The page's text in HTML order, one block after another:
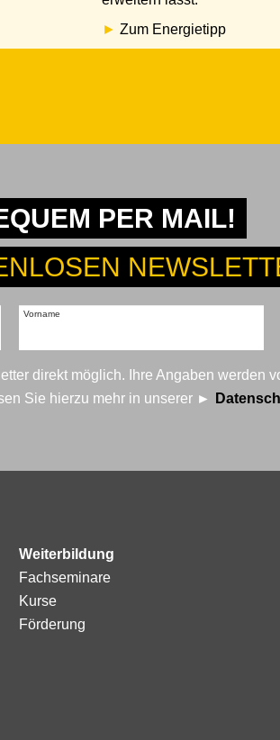
Zum Energietipp
PER MAIL!
Vorname
direkt möglich. Ihre Angaben werden
Sie hierzu mehr in unserer
Weiterbildung
Fachseminare
Kurse
Förderung